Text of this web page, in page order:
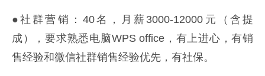
●社群营销：40名，月薪3000-12000元（含提
成），要求熟悉电脑WPS office，有上进心，有销
售经验和微信社群销售经验优先，有社保。